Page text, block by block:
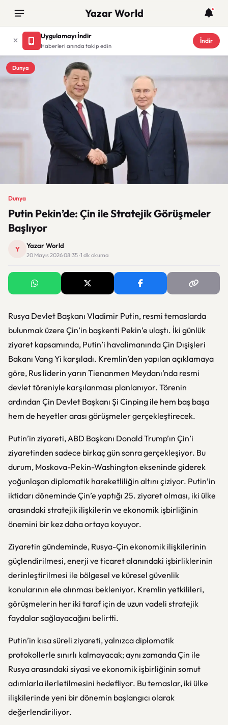
Yazar World
Uygulamayı İndir
Haberleri anında takip edin
İndir
Dunya
Dunya
Putin Pekin’de: Çin ile Stratejik Görüşmeler
Başlıyor
Y Yazar World
20 Mayıs 2026 08:35 · 1 dk okuma
Rusya Devlet Başkanı Vladimir Putin, resmi temaslarda
bulunmak üzere Çin’in başkenti Pekin’e ulaştı. İki günlük
ziyaret kapsamında, Putin’i havalimanında Çin Dışişleri
Bakanı Vang Yi karşıladı. Kremlin’den yapılan açıklamaya
göre, Rus liderin yarın Tienanmen Meydanı’nda resmi
devlet töreniyle karşılanması planlanıyor. Törenin
ardından Çin Devlet Başkanı Şi Cinping ile hem baş başa
hem de heyetler arası görüşmeler gerçekleştirecek.
Putin’in ziyareti, ABD Başkanı Donald Trump’ın Çin’i
ziyaretinden sadece birkaç gün sonra gerçekleşiyor. Bu
durum, Moskova-Pekin-Washington ekseninde giderek
yoğunlaşan diplomatik hareketliliğin altını çiziyor. Putin’in
iktidarı döneminde Çin’e yaptığı 25. ziyaret olması, iki ülke
arasındaki stratejik ilişkilerin ve ekonomik işbirliğinin
önemini bir kez daha ortaya koyuyor.
Ziyaretin gündeminde, Rusya-Çin ekonomik ilişkilerinin
güçlendirilmesi, enerji ve ticaret alanındaki işbirliklerinin
derinleştirilmesi ile bölgesel ve küresel güvenlik
konularının ele alınması bekleniyor. Kremlin yetkilileri,
görüşmelerin her iki taraf için de uzun vadeli stratejik
faydalar sağlayacağını belirtti.
Putin’in kısa süreli ziyareti, yalnızca diplomatik
protokollerle sınırlı kalmayacak; aynı zamanda Çin ile
Rusya arasındaki siyasi ve ekonomik işbirliğinin somut
adımlarla ilerletilmesini hedefliyor. Bu temaslar, iki ülke
ilişkilerinde yeni bir dönemin başlangıcı olarak
değerlendiriliyor.